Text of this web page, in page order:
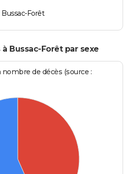
Bussac-Forêt
Bussac-Forêt par sexe
de décès (source :